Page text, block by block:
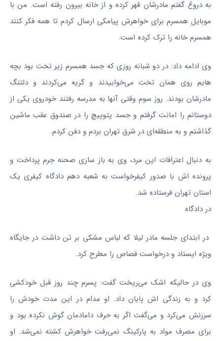
به دروغ گفتم مادرشان قهر کرده و از خانه بیرون رفته است. من با
موبایل همسرم برای خواهرش پیامکی ارسال کردم تا همه فکر کنند
همسرم خانه را ترک کرده است.
وی ادامه داد: در دو شبانه روزی که جسد همسرم زیر تخت بود بچه
هایم روی همان تخت می‌خوابیدند و گریه می‌کردند و دلتنگ
مادرشان بودند. روز سوم وقتی آنها به مدرسه رفتند خودروی یکی از
دوستانم را امانت گرفتم و جسد پتوپیچ را در صندوق عقب ماشین
گذاشتم و به منطقه‌ای در شرق تهران بردم و دفن کردم.
به دنبال اعترافات این مرد، وی به باز سازی صحنه جرم پرداخت و
پرونده اش با صدور کیفرخواست به شعبه دهم دادگاه کیفری یک
استان تهران فرستاده شد.
در دادگاه
در ابتدای جلسه مادر لیلا که لباس مشکی بر تن داشت در جایگاه
ویژه ایستاد و درخواست قصاص را مطرح کرد.
وی در حالیکه اشک می‌ریخت گفت: پسرم چند روز قبل خودکشی
کرد و به زندگی اش پایان داد. او مدام در این مدت خودش را
سرزنش می‌کرد و می‌گفت اگر به حرف دامادمان گوش نکرده بود و
برای مصرف مواد به پارکینگ نمی‌رفت خواهرش کشته نمی‌شد. او